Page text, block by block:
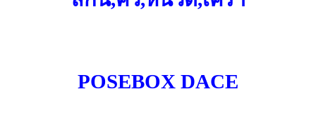
POSEBOX DACE